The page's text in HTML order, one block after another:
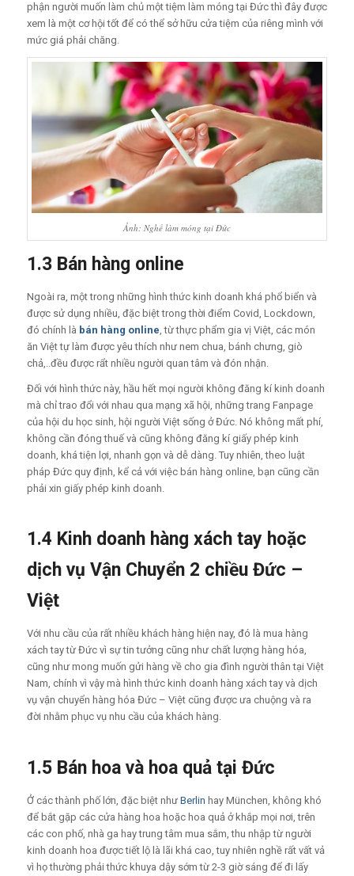
phận người muốn làm chủ một tiệm làm móng tại Đức thì đây được
xem là một cơ hội tốt để có thể sở hữu cửa tiệm của riêng mình với
mức giá phải chăng.
Ảnh: Nghề làm móng tại Đức
1.3 Bán hàng online
Ngoài ra, một trong những hình thức kinh doanh khá phổ biển và
được sử dụng nhiều, đặc biệt trong thời điểm Covid, Lockdown,
đó chính là bán hàng online , từ thực phẩm gia vị Việt, các món
ăn Việt tự làm được yêu thích như nem chua, bánh chưng, giò
chả,..đều được rẩt nhiều người quan tâm và đón nhận.
Đối với hình thức này, hầu hết mọi người không đăng kí kinh doanh
mà chỉ trao đổi với nhau qua mạng xã hội, những trang Fanpage
của hội du học sinh, hội người Việt sống ở Đức. Nó không mất phí,
không cần đóng thuế và cũng không đăng kí giấy phép kinh
doanh, khá tiện lợi, nhanh gọn và dễ dàng. Tuy nhiên, theo luật
pháp Đức quy định, kể cả với việc bán hàng online, bạn cũng cần
phải xin giấy phép kinh doanh.
1.4 Kinh doanh hàng xách tay hoặc
dịch vụ Vận Chuyển 2 chiều Đức –
Việt
Với nhu cầu của rất nhiều khách hàng hiện nay, đó là mua hàng
xách tay từ Đức vì sự tin tưởng cũng như chất lượng hàng hóa,
cũng như mong muốn gửi hàng về cho gia đình người thân tại Việt
Nam, chính vì vậy mà hình thức kinh doanh hàng xách tay và dịch
vụ vận chuyển hàng hóa Đức – Việt cũng được ưa chuộng và ra
đời nhằm phục vụ nhu cầu của khách hàng.
1.5 Bán hoa và hoa quả tại Đức
Ở các thành phố lớn, đặc biệt như Berlin hay München, không khó
để bắt gặp các cửa hàng hoa hoặc hoa quả ở khắp mọi nơi, trên
các con phố, nhà ga hay trung tâm mua sắm, thu nhập từ người
kinh doanh hoa được tiết lộ là lãi khá cao, tuy nhiên nghề rất vất vả
vì họ thường phải thức khuya dậy sớm từ 2-3 giờ sáng để đi lấy